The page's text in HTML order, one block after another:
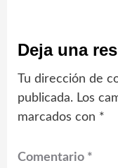
Deja una
Tu dirección de
publicada. Los
marcados con *
Comentario *